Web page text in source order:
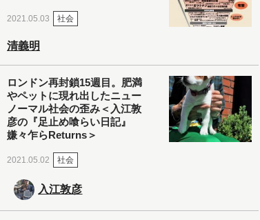
2021.05.03 社会
清義明
ロンドン再封鎖15週目。肥満
やペットに現れ出したニュー
ノーマル社会の歪み＜入江敦
彦の『足止め喰らい日記』
嫌々乍らReturns＞
2021.05.02 社会
入江敦彦